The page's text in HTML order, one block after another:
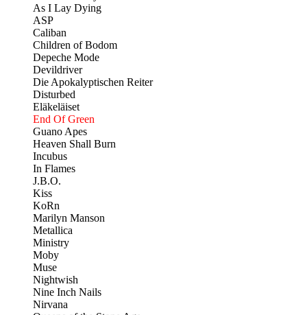
As I Lay Dying
ASP
Caliban
Children of Bodom
Depeche Mode
Devildriver
Die Apokalyptischen Reiter
Disturbed
Eläkeläiset
End Of Green
Guano Apes
Heaven Shall Burn
Incubus
In Flames
J.B.O.
Kiss
KoRn
Marilyn Manson
Metallica
Ministry
Moby
Muse
Nightwish
Nine Inch Nails
Nirvana